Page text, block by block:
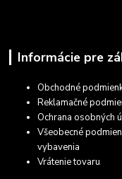
Informácie pre
Obchodné
Reklamačné
Ochrana osobných
Všeobecné
vybavenia
Vrátenie tovaru